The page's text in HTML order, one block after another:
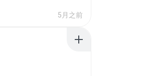
5月之前